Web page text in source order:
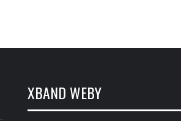
XBAND WEBY